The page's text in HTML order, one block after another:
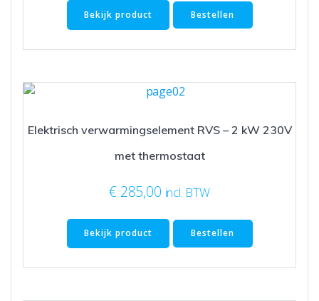
Bekijk product Bestellen
Elektrisch verwarmingselement RVS – 2 kW 230V
met thermostaat
€ 285,00 incl. BTW
Bekijk product Bestellen